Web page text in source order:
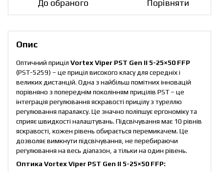
До обраного Порівняти
Опис
Оптичний приціл Vortex Viper PST Gen II 5-25×50 FFP
(PST-5259) – це приціл високого класу для середніх і
великих дистанцій. Одна з найбільш помітних інновацій
порівняно з попереднім поколінням прицілів PST – це
інтеграція регулювання яскравості прицілу з туреллю
регулювання паралаксу. Це значно поліпшує ергономіку та
сприяє швидкості налаштувань. Підсвічування має 10 рівнів
яскравості, кожен рівень обирається перемикачем. Це
дозволяє вимкнути підсвічування, не перебираючи
регулювання на весь діапазон, а тільки на один рівень.
Оптика Vortex Viper PST Gen II 5-25×50 FFP: